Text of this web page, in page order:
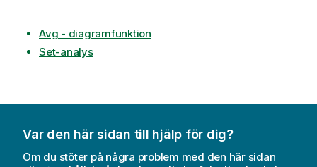
Avg - diagramfunktion
Set-analys
Var den här sidan till hjälp för dig?
Om du stöter på några problem med den här sidan